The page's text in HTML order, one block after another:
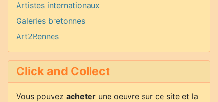
Artistes internationaux
Galeries bretonnes
Art2Rennes
Click and Collect
Vous pouvez acheter une oeuvre sur ce site et la